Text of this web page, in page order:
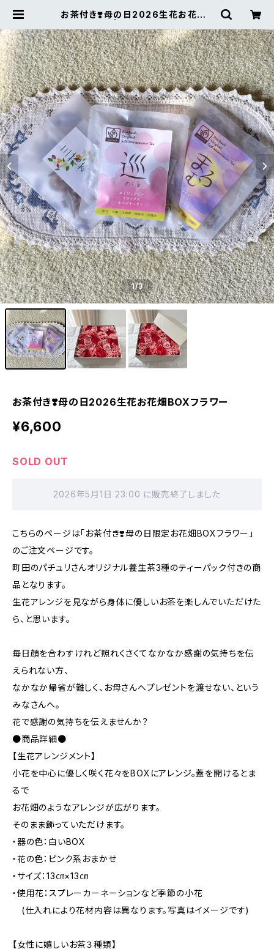
お茶付き❣️母の日2026生花お花畑B
nterior
1/3
お茶付き❣️母の日2026生花お花畑BOXフラワー
¥6,600
SOLD OUT
2026年5月1日 23:00 に販売終了しました
こちらのページは「お茶付き❣️母の日限定お花畑BOXフラワー」
のご注文ページです。
町田のパチュリさんオリジナル養生茶3種のティーパック付きの商
品となります。
生花アレンジを見ながら身体に優しいお茶を楽しんでいただけた
ら、と思います。
毎日顔を合わすけれど照れくさくてなかなか感謝の気持ちを伝
えられない方、
なかなか帰省が難しく、お母さんへプレゼントを渡せない、という
みなさんへ。
花で感謝の気持ちを伝えませんか？
●商品詳細●
【生花アレンジメント】
小花を中心に優しく咲く花々をBOXにアレンジ。蓋を開けるとま
るで
お花畑のようなアレンジが広がります。
そのまま飾っていただけます。
・器の色：白いBOX
・花の色：ピンク系おまかせ
・サイズ：13㎝×13㎝
・使用花：スプレーカーネーションなど季節の小花
(仕入れにより花材内容は異なります。写真はイメージです)
【女性に嬉しいお茶３種類】